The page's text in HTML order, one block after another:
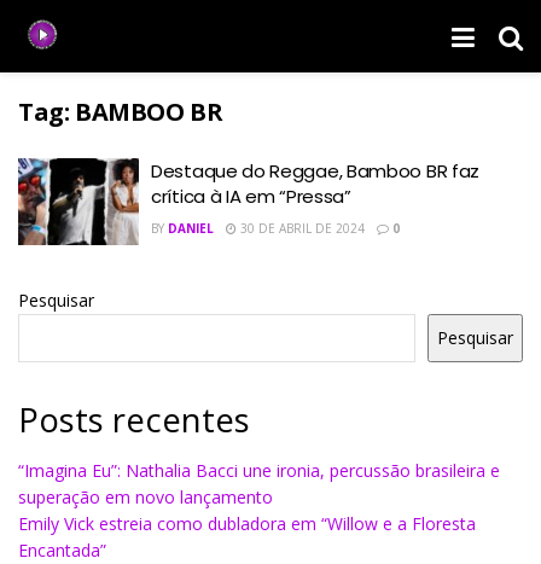
Tag: BAMBOO BR
Destaque do Reggae, Bamboo BR faz
crítica à IA em “Pressa”
BY DANIEL 30 DE ABRIL DE 2024 0
Pesquisar
Pesquisar
Posts recentes
“Imagina Eu”: Nathalia Bacci une ironia, percussão brasileira e
superação em novo lançamento
Emily Vick estreia como dubladora em “Willow e a Floresta
Encantada”